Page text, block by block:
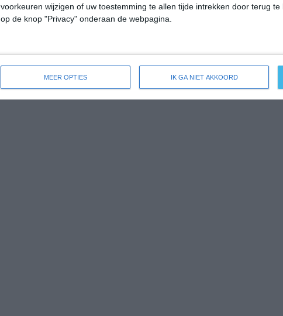
voorkeuren wijzigen of uw toestemming te allen tijde intrekken door terug
op de knop "Privacy" onderaan de webpagina.
MEER OPTIES IK GA NIET AKKOORD
16:00 19:00 22:00
bekijk de uitgebreide weersverwachting voor Washingtonville